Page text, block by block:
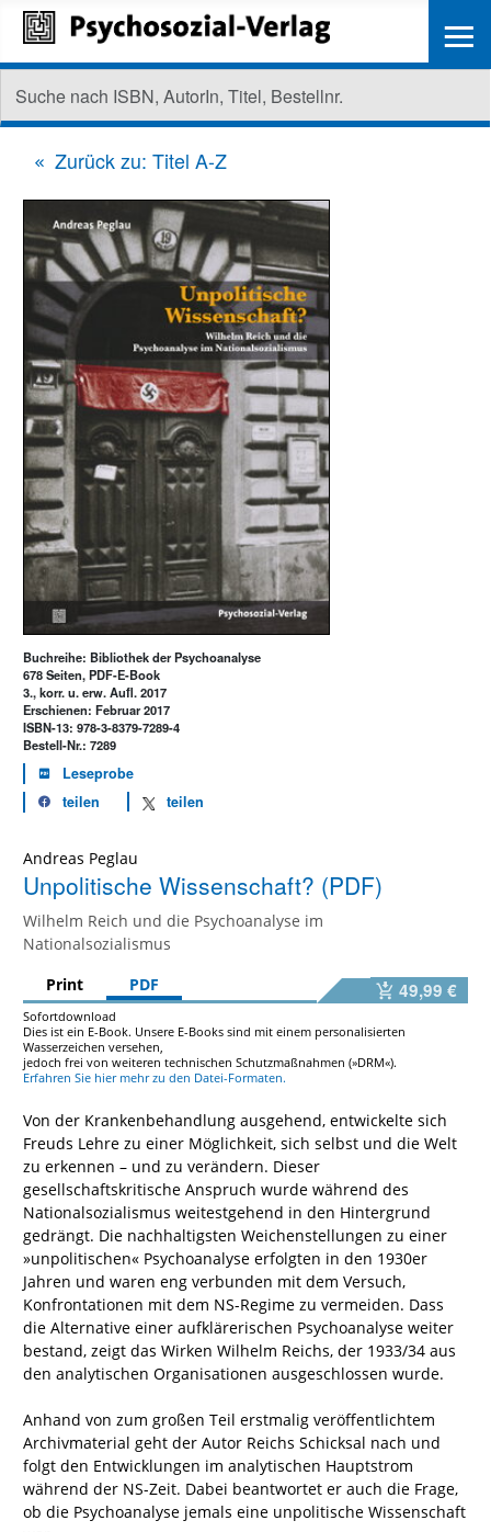
Zurück zu: Titel A-Z
Buchreihe: Bibliothek der Psychoanalyse
678 Seiten, PDF-E-Book
3., korr. u. erw. Aufl. 2017
Erschienen: Februar 2017
ISBN-13: 978-3-8379-7289-4
Bestell-Nr.: 7289
Leseprobe
teilen
teilen
Andreas Peglau
Unpolitische Wissenschaft? (PDF)
Wilhelm Reich und die Psychoanalyse im
Nationalsozialismus
Print
PDF 49,99 €
Sofortdownload
Dies ist ein E-Book. Unsere E-Books sind mit einem personalisierten
Wasserzeichen versehen,
jedoch frei von weiteren technischen Schutzmaßnahmen (»DRM«).
Erfahren Sie hier mehr zu den Datei-Formaten.
Von der Krankenbehandlung ausgehend, entwickelte sich
Freuds Lehre zu einer Möglichkeit, sich selbst und die Welt
zu erkennen – und zu verändern. Dieser
gesellschaftskritische Anspruch wurde während des
Nationalsozialismus weitestgehend in den Hintergrund
gedrängt. Die nachhaltigsten Weichenstellungen zu einer
»unpolitischen« Psychoanalyse erfolgten in den 1930er
Jahren und waren eng verbunden mit dem Versuch,
Konfrontationen mit dem NS-Regime zu vermeiden. Dass
die Alternative einer aufklärerischen Psychoanalyse weiter
bestand, zeigt das Wirken Wilhelm Reichs, der 1933/34 aus
den analytischen Organisationen ausgeschlossen wurde.
Anhand von zum großen Teil erstmalig veröffentlichtem
Archivmaterial geht der Autor Reichs Schicksal nach und
folgt den Entwicklungen im analytischen Hauptstrom
während der NS-Zeit. Dabei beantwortet er auch die Frage,
ob die Psychoanalyse jemals eine unpolitische Wissenschaft
≡